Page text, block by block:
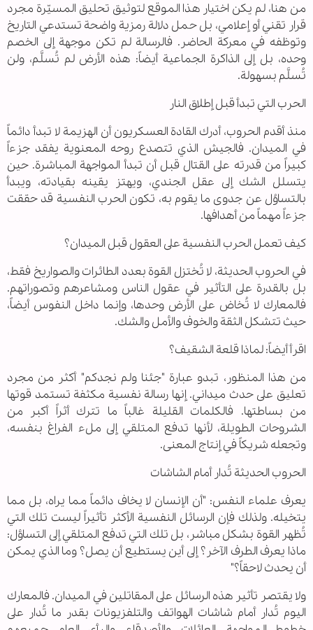
من هنا، لم يكن اختيار هذا الموقع لتوثيق تحليق المسيّرة مجرد
قرار تقني أو إعلامي، بل حمل دلالة رمزية واضحة تستدعي التاريخ
وتوظفه في معركة الحاضر. فالرسالة لم تكن موجهة إلى الخصم
وحده، بل إلى الذاكرة الجماعية أيضاً: هذه الأرض لم تُسلَّم، ولن
تُسلَّم بسهولة.
الحرب التي تبدأ قبل إطلاق النار
منذ أقدم الحروب، أدرك القادة العسكريون أن الهزيمة لا تبدأ دائماً
في الميدان. فالجيش الذي تتصدع روحه المعنوية يفقد جزءاً
كبيراً من قدرته على القتال قبل أن تبدأ المواجهة المباشرة. حين
يتسلل الشك إلى عقل الجندي، ويهتز يقينه بقيادته، ويبدأ
بالتساوُل عن جدوى ما يقوم به، تكون الحرب النفسية قد حققت
جزءاً مهماً من أهدافها.
كيف تعمل الحرب النفسية على العقول قبل الميدان؟
في الحروب الحديثة، لا تُختزل القوة بعدد الطائرات والصواريخ فقط،
بل بالقدرة على التأثير في عقول الناس ومشاعرهم وتصوراتهم.
فالمعارك لا تُخاض على الأرض وحدها، وإنما داخل النفوس أيضاً،
حيث تتشكل الثقة والخوف والأمل والشك.
اقرأ أيضاً: لماذا قلعة الشقيف؟
من هذا المنظور، تبدو عبارة "جئنا ولم نجدكم" أكثر من مجرد
تعليق على حدث ميداني. إنها رسالة نفسية مكثفة تستمد قوتها
من بساطتها. فالكلمات القليلة غالباً ما تترك أثراً أكبر من
الشروحات الطويلة، لأنها تدفع المتلقي إلى ملء الفراغ بنفسه،
وتجعله شريكاً في إنتاج المعنى.
الحروب الحديثة تُدار أمام الشاشات
يعرف علماء النفس: "أن الإنسان لا يخاف دائماً مما يراه، بل مما
يتخيله. ولذلك فإن الرسائل النفسية الأكثر تأثيراً ليست تلك التي
تُظهر القوة بشكل مباشر، بل تلك التي تدفع المتلقي إلى التساؤل:
ماذا يعرف الطرف الآخر؟ إلى أين يستطيع أن يصل؟ وما الذي يمكن
أن يحدث لاحقاً؟"
ولا يقتصر تأثير هذه الرسائل على المقاتلين في الميدان. فالمعارك
اليوم تُدار أمام شاشات الهواتف والتلفزيونات بقدر ما تُدار على